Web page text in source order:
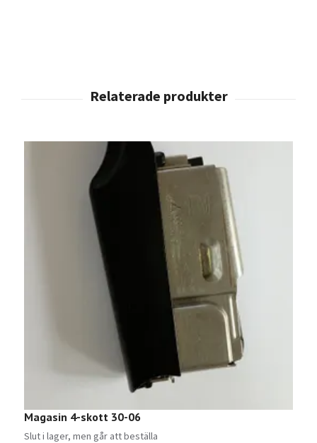
Magasin 4-skott 30-06
Slut i lager, men går att beställa